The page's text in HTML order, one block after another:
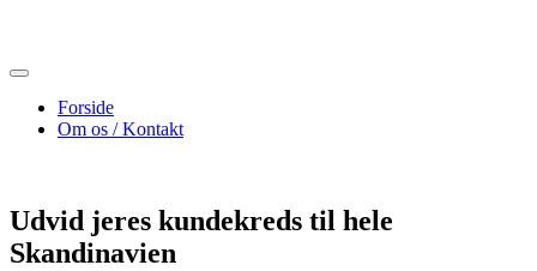
Forside
Om os / Kontakt
Udvid jeres kundekreds til hele
Skandinavien